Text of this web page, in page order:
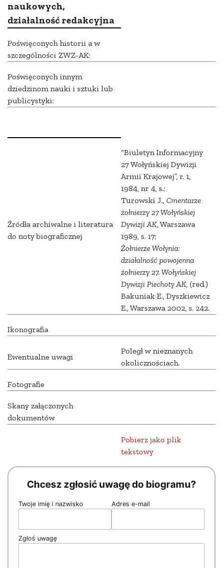
naukowych,
działalność redakcyjna
Poświęconych historii a w
szczególności ZWZ-AK:
Poświęconych innym
dziedzinom nauki i sztuki lub
publicystyki:
Źródła archiwalne i literatura
do noty biograficznej
“Biuletyn Informacyjny
27 Wołyńskiej Dywizji
Armii Krajowej”, r. 1,
1984, nr 4, s.;
Turowski J., Cmentarze
żołnierzy 27 Wołyńskiej
Dywizji AK, Warszawa
1989, s. 17;
Żołnierze Wołynia:
działalność powojenna
żołnierzy 27. Wołyńskiej
Dywizji Piechoty AK, (red.)
Bakuniak E., Dyszkiewicz
E., Warszawa 2002, s. 242.
Ikonografia
Ewentualne uwagi
Poległ w nieznanych
okolicznościach.
Fotografie
Skany załączonych
dokumentów
Pobierz jako plik
tekstowy
Chcesz zgłosić uwagę do biogramu?
Twoje imię i nazwisko Adres e-mail
Zgłoś uwagę